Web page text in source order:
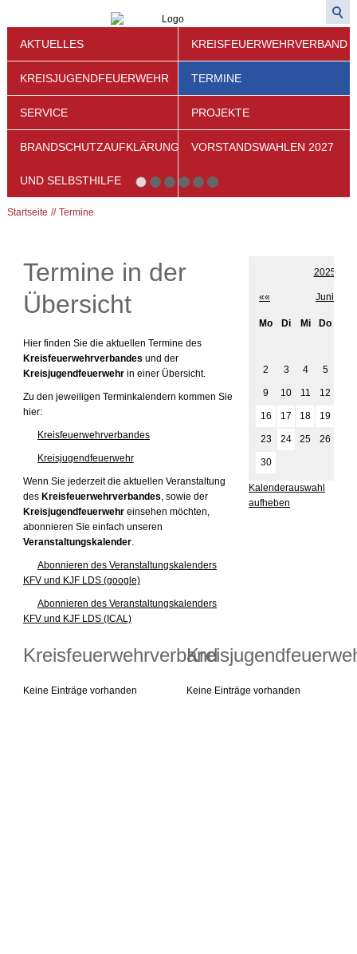
AKTUELLES KREISFEUERWEHRVERBAND
KREISJUGENDFEUERWEHR TERMINE
SERVICE PROJEKTE
BRANDSCHUTZAUFKLÄRUNG
UND SELBSTHILFE
VORSTANDSWAHLEN 2027
Startseite Termine
Termine in der
Übersicht
Hier finden Sie die aktuellen Termine des
Kreisfeuerwehrverbandes und der
Kreisjugendfeuerwehrin einer Übersicht.
Zu den jeweiligen Terminkalendern kommen Sie
hier:
Kreisfeuerwehrverbandes
Kreisjugendfeuerwehr
Wenn Sie jederzeit die aktuellen Veranstaltung
des Kreisfeuerwehrverbandes, sowie der
Kreisjugendfeuerwehreinsehen möchten,
abonnieren Sie einfach unseren
Veranstaltungskalender.
Abonnieren des Veranstaltungskalenders
KFV und KJF LDS (google)
Abonnieren des Veranstaltungskalenders
KFV und KJF LDS (ICAL)
2025
«« Juni
Mo Di Mi Do
2 3 4 5
9 10 11 12
16 17 18 19
23 24 25 26
30
Kalenderauswahl
aufheben
Kreisfeuerwehrverband
Keine Einträge vorhanden Keine Einträge vorhanden